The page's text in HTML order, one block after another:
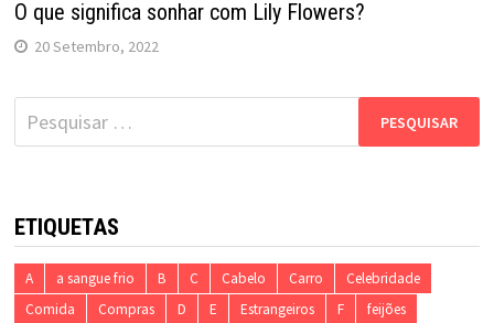
O que significa sonhar com Lily Flowers?
20 Setembro, 2022
Pesquisar
por:
ETIQUETAS
A a sangue frio B C Cabelo Carro
Celebridade
Comida
Compras D E Estrangeiros F
feijões